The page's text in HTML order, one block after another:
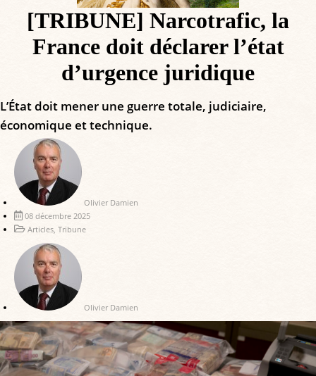
[TRIBUNE] Narcotrafic, la
France doit déclarer l’état
d’urgence juridique
L’État doit mener une guerre totale, judiciaire,
économique et technique.
Olivier Damien
08 décembre 2025
Articles, Tribune
Olivier Damien